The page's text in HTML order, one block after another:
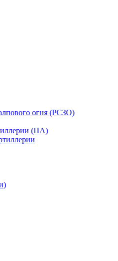
огня (РСЗО)
(ПА)